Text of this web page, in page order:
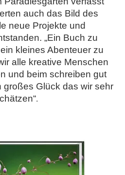
auch das Bild des
neue Projekte und
„Ein Buch zu
kleines Abenteuer zu
alle kreative Menschen
und beim schreiben gut
großes Glück das wir sehr
.